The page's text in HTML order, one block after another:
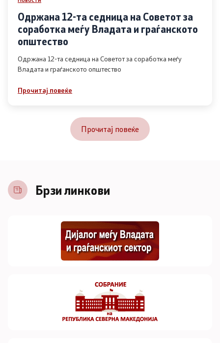
Одржана 12-та седница на Советот за
соработка меѓу Владата и граѓанското
општество
Одржана 12-та седница на Советот за соработка меѓу
Владата и граѓанското општество
Прочитај повеќе
Прочитај повеќе
Брзи линкови